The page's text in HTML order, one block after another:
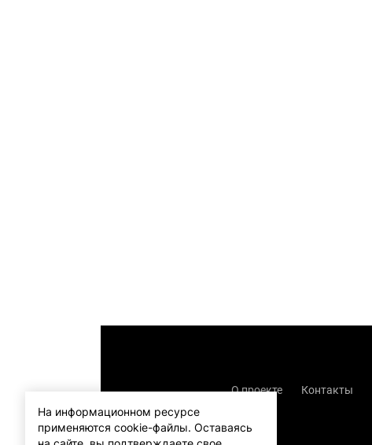
О проекте Контакты
На информационном ресурсе
применяются cookie-файлы. Оставаясь